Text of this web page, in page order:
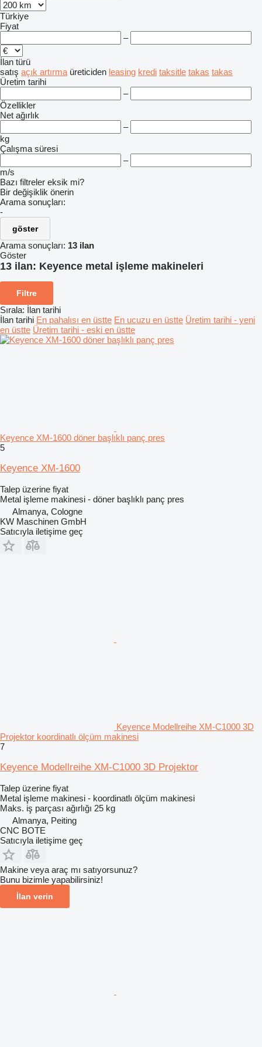
Türkiye
Fiyat
–
İlan türü
satış açık artırma üreticiden leasing kredi taksitle takas takas
Üretim tarihi
–
Özellikler
Net ağırlık
–
kg
Çalışma süresi
–
m/s
Bazı filtreler eksik mi?
Bir değişiklik önerin
Arama sonuçları:
-
göster
Arama sonuçları: 13 ilan
Göster
13 ilan: Keyence metal işleme makineleri
Filtre
Sırala: İlan tarihi
İlan tarihi En pahalısı en üstte En ucuzu en üstte Üretim tarihi - yeni
en üstte Üretim tarihi - eski en üstte
Keyence XM-1600 döner başlıklı panç pres
5
Keyence XM-1600
Talep üzerine fiyat
Metal işleme makinesi - döner başlıklı panç pres
Almanya, Cologne
KW Maschinen GmbH
Satıcıyla iletişime geç
Keyence Modellreihe XM-C1000 3D
Projektor koordinatlı ölçüm makinesi
7
Keyence Modellreihe XM-C1000 3D Projektor
Talep üzerine fiyat
Metal işleme makinesi - koordinatlı ölçüm makinesi
Maks. iş parçası ağırlığı 25 kg
Almanya, Peiting
CNC BOTE
Satıcıyla iletişime geç
Makine veya araç mı satıyorsunuz?
Bunu bizimle yapabilirsiniz!
İlan verin